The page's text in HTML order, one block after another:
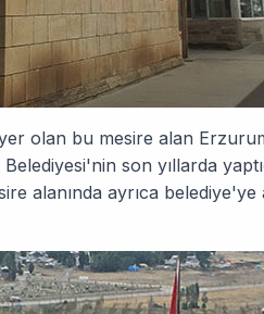
olan bu mesire alan
son yıllarda
alanında ayrıca belediye'ye